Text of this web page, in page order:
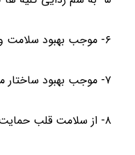
۶- موجب بهبود سلامت و قدرت جنسی می شود.
۷- موجب بهبود ساختار مغز می گردد.
۸- از سلامت قلب حمایت می کند.